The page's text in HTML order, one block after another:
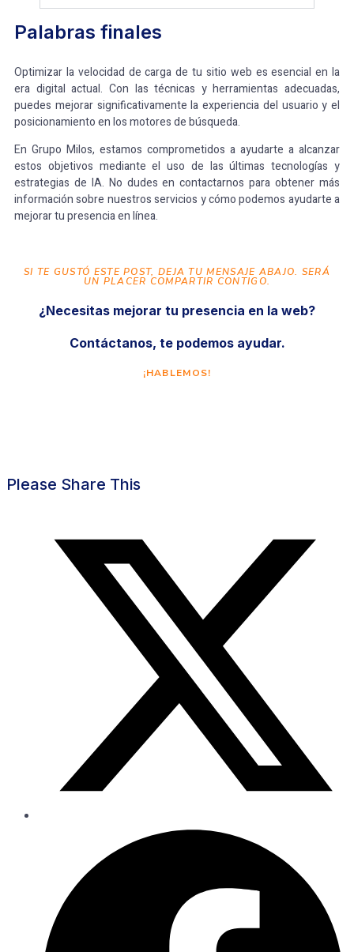
Palabras finales
Optimizar la velocidad de carga de tu sitio web es esencial en la
era digital actual. Con las técnicas y herramientas adecuadas,
puedes mejorar significativamente la experiencia del usuario y el
posicionamiento en los motores de búsqueda.
En Grupo Milos, estamos comprometidos a ayudarte a alcanzar
estos objetivos mediante el uso de las últimas tecnologías y
estrategias de IA. No dudes en contactarnos para obtener más
información sobre nuestros servicios y cómo podemos ayudarte a
mejorar tu presencia en línea.
SI TE GUSTÓ ESTE POST, DEJA TU MENSAJE ABAJO. SERÁ
UN PLACER COMPARTIR CONTIGO.
¿Necesitas mejorar tu presencia en la web?
Contáctanos, te podemos ayudar.
¡HABLEMOS!
Please Share This